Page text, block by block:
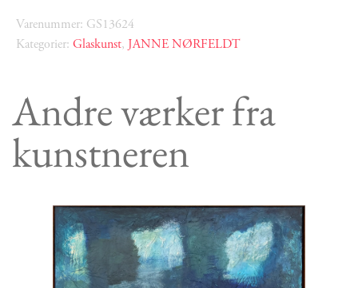
Varenummer: GS13624
Kategorier: Glaskunst, JANNE NØRFELDT
Andre værker fra
kunstneren